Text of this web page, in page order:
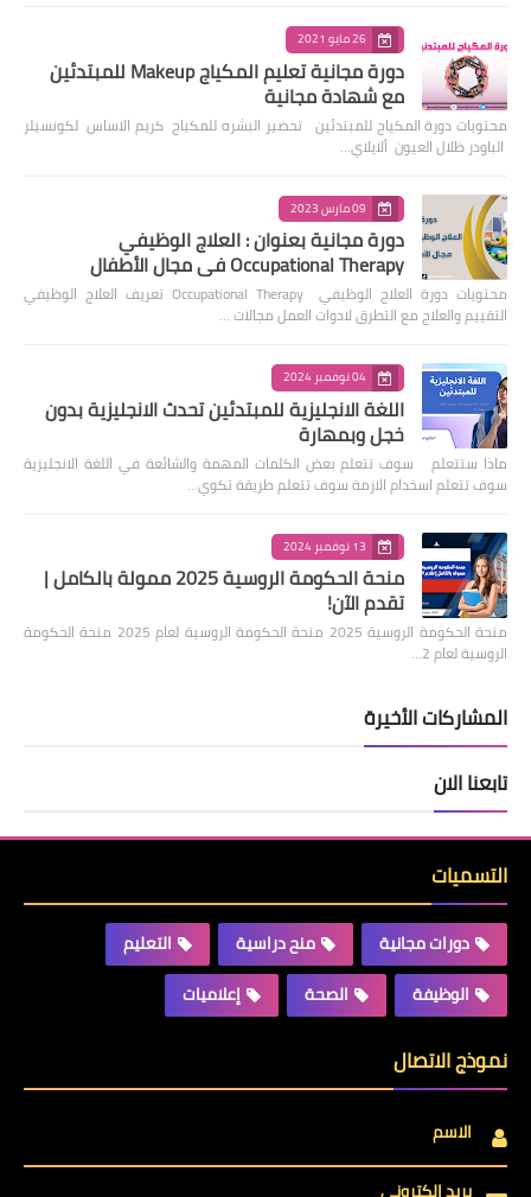
26 مايو 2021
دورة مجانية تعليم المكياج Makeup للمبتدئين
مع شهادة مجانية
محتويات دورة المكياج للمبتدئين تحضير البشره للمكياج كريم الاساس لكونسيلر
الباودر ظلال العيون ألايلاي…
09 مارس 2023
دورة مجانية بعنوان : العلاج الوظيفي
Occupational Therapy في مجال الأطفال
محتويات دورة العلاج الوظيفي Occupational Therapy تعريف العلاج الوظيفي
التقييم والعلاج مع التطرق لادوات العمل مجالات …
04 نوفمبر 2024
اللغة الانجليزية للمبتدئين تحدث الانجليزية بدون
خجل وبمهارة
ماذا ستتعلم سوف تتعلم بعض الكلمات المهمة والشائعة في اللغة الانجليزية
سوف تتعلم اسخدام الازمة سوف تتعلم طريقة تكوي…
13 نوفمبر 2024
منحة الحكومة الروسية 2025 ممولة بالكامل |
تقدم الآن!
منحة الحكومة الروسية 2025 منحة الحكومة الروسية لعام 2025 منحة الحكومة
الروسية لعام 2…
المشاركات الأخيرة
تابعنا الان
التسميات
دورات مجانية منح دراسية
التعليم
الوظيفة
الصحة إعلاميات
نموذج الاتصال
الاسم